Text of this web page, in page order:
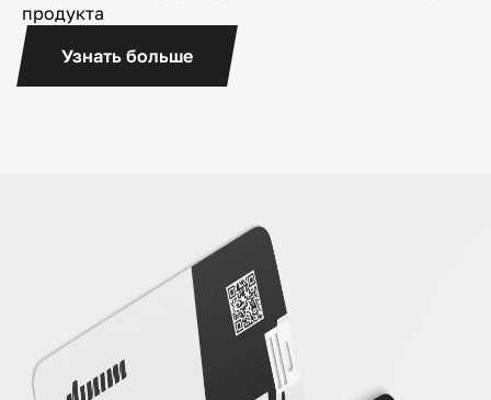
продукта
Узнать больше